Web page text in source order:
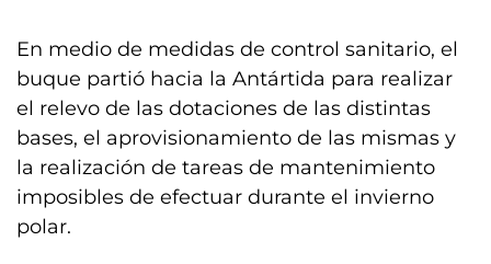
En medio de medidas de control sanitario, el
buque partió hacia la Antártida para realizar
el relevo de las dotaciones de las distintas
bases, el aprovisionamiento de las mismas y
la realización de tareas de mantenimiento
imposibles de efectuar durante el invierno
polar.